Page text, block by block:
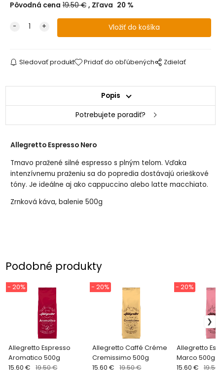
Pôvodná cena 19.50€ Zľava 20 %
Sledovať produkt Pridať do obľúbených Zdielať
Popis
Potrebujete poradiť?
Allegretto Espresso Nero
Tmavo pražené silné espresso s plným telom. Vďaka
intenzívnemu praženiu sa do popredia dostávajú orieškové
tóny. Je ideálne aj ako cappuccino alebo latte macchiato.
Zrnková káva, balenie 500g
Podobné produkty
Allegretto Espresso
Aromatico 500g
- 20%
15.60 € 19.50 €
Allegretto Caffé Créme
Cremissimo 500g
- 20%
15.60 € 19.50 €
Allegretto
Marco 500g
- 20%
15.60 €